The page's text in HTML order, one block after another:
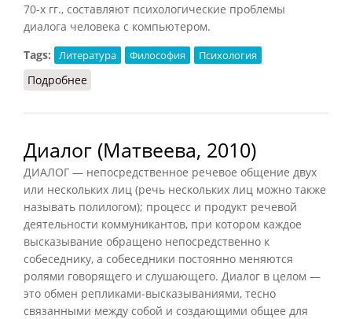
70-х гг., составляют психологические проблемы
диалога человека с компьютером.
Tags:
Литература Философия Психология
Подробнее
Диалог (Матвеева, 2010)
ДИАЛОГ — непосредственное речевое общение двух
или нескольких лиц (речь нескольких лиц можно также
называть полилогом); процесс и продукт речевой
деятельности коммуникантов, при котором каждое
высказывание обращено непосредственно к
собеседнику, а собеседники постоянно меняются
ролями говорящего и слушающего. Диалог в целом —
это обмен репликами-высказываниями, тесно
связанными между собой и создающими общее для